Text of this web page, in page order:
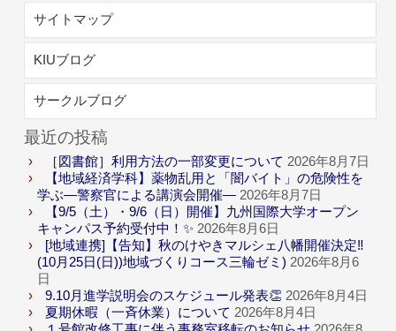
サイトマップ
KIUブログ
サークルブログ
最近の投稿
［図書館］利用方法の一部変更について 2026年8月7日
【地域経済学科】薬物乱用と「闇バイト」の危険性を
学ぶ―警察官による講演会開催― 2026年8月7日
【9/5（土）・9/6（日）開催】九州国際大学オープン
キャンパス予約受付中！✨ 2026年8月6日
[地域連携]【告知】秋のけやきマルシェ八幡開催決定‼
(10月25日(日))地域づくりコース三輪ゼミ) 2026年8月6
日
9.10月進学説明会のスケジュール発表👏 2026年8月4日
夏期休暇（一斉休業）について 2026年8月4日